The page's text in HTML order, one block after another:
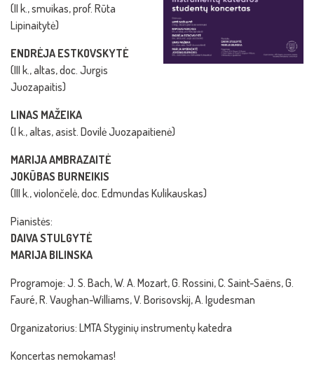
(II k., smuikas, prof. Rūta
Lipinaitytė)
ENDRĖJA ESTKOVSKYTĖ
(III k., altas, doc. Jurgis
Juozapaitis)
LINAS MAŽEIKA
(I k., altas, asist. Dovilė Juozapaitienė)
MARIJA AMBRAZAITĖ
JOKŪBAS BURNEIKIS
(III k., violončelė, doc. Edmundas Kulikauskas)
Pianistės:
DAIVA STULGYTĖ
MARIJA BILINSKA
Programoje: J. S. Bach, W. A. Mozart, G. Rossini, C. Saint-Saëns, G.
Fauré, R. Vaughan-Williams, V. Borisovskij, A. Igudesman
Organizatorius: LMTA Styginių instrumentų katedra
Koncertas nemokamas!